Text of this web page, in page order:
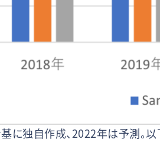
に独自作成、2022年は予測。